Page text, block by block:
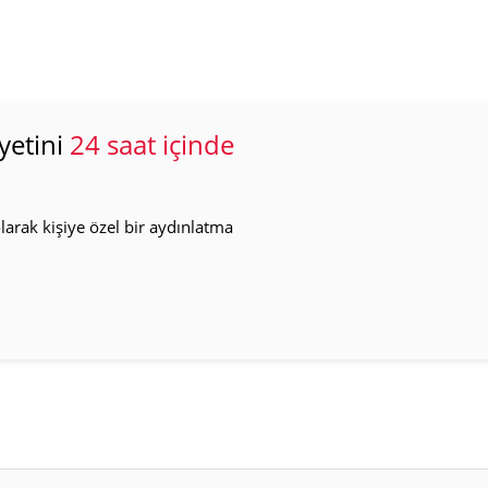
24 saat içinde
kişiye özel bir aydınlatma